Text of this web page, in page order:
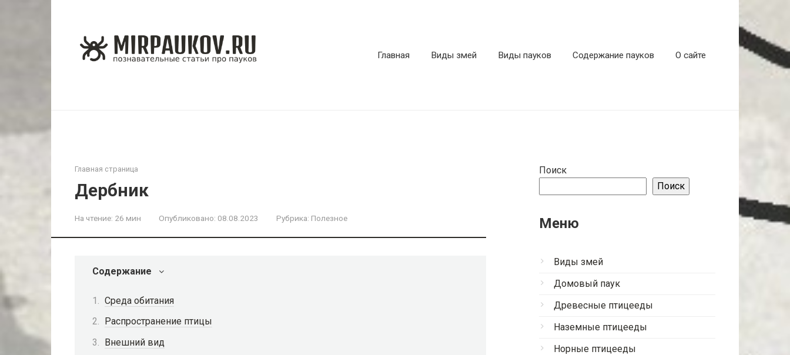
Главная Виды змей Виды пауков Содержание пауков О сайте
Главная страница
Дербник
На чтение: 26 мин Опубликовано: 08.08.2023 Рубрика: Полезное
Содержание
Среда обитания
Распространение птицы
Внешний вид
Поиск
Поиск
Меню
Виды змей
Домовый паук
Древесные птицееды
Наземные птицееды
Норные птицееды